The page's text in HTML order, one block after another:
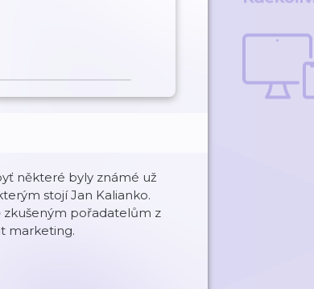
některé byly známé už
stojí Jan Kalianko.
zkušeným pořadatelům z
marketing.